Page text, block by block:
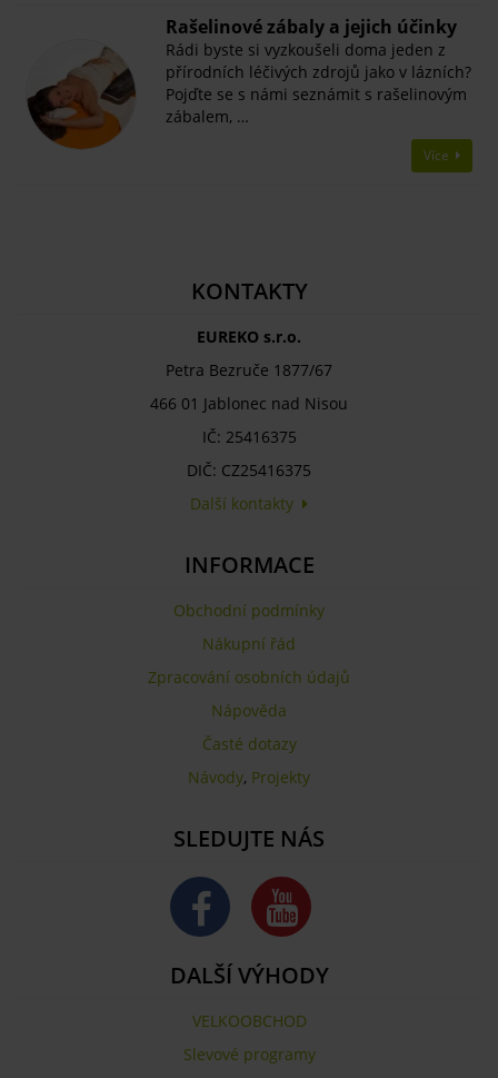
Rašelinové zábaly a jejich účinky
Rádi byste si vyzkoušeli doma jeden z
přírodních léčivých zdrojů jako v lázních?
Pojďte se s námi seznámit s rašelinovým
zábalem, …
Více
KONTAKTY
EUREKO s.r.o.
Petra Bezruče 1877/67
466 01 Jablonec nad Nisou
IČ: 25416375
DIČ: CZ25416375
Další kontakty
INFORMACE
Obchodní podmínky
Nákupní řád
Zpracování osobních údajů
Nápověda
Časté dotazy
Návody, Projekty
SLEDUJTE NÁS
DALŠÍ VÝHODY
VELKOOBCHOD
Slevové programy